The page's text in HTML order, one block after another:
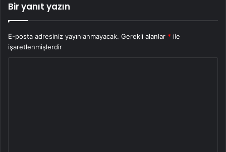
Bir yanıt yazın
E-posta adresiniz yayınlanmayacak. Gerekli alanlar * ile
işaretlenmişlerdir